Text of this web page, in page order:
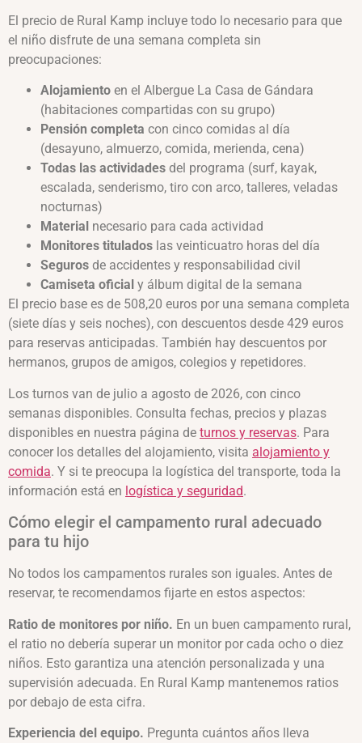
El precio de Rural Kamp incluye todo lo necesario para que
el niño disfrute de una semana completa sin
preocupaciones:
Alojamiento en el Albergue La Casa de Gándara
(habitaciones compartidas con su grupo)
Pensión completa con cinco comidas al día
(desayuno, almuerzo, comida, merienda, cena)
Todas las actividades del programa (surf, kayak,
escalada, senderismo, tiro con arco, talleres, veladas
nocturnas)
Material necesario para cada actividad
Monitores titulados las veinticuatro horas del día
Seguros de accidentes y responsabilidad civil
Camiseta oficial y álbum digital de la semana
El precio base es de 508,20 euros por una semana completa
(siete días y seis noches), con descuentos desde 429 euros
para reservas anticipadas. También hay descuentos por
hermanos, grupos de amigos, colegios y repetidores.
Los turnos van de julio a agosto de 2026, con cinco
semanas disponibles. Consulta fechas, precios y plazas
disponibles en nuestra página de turnos y reservas. Para
conocer los detalles del alojamiento, visita alojamiento y
comida. Y si te preocupa la logística del transporte, toda la
información está en logística y seguridad.
Cómo elegir el campamento rural adecuado
para tu hijo
No todos los campamentos rurales son iguales. Antes de
reservar, te recomendamos fijarte en estos aspectos:
Ratio de monitores por niño. En un buen campamento rural,
el ratio no debería superar un monitor por cada ocho o diez
niños. Esto garantiza una atención personalizada y una
supervisión adecuada. En Rural Kamp mantenemos ratios
por debajo de esta cifra.
Experiencia del equipo. Pregunta cuántos años lleva